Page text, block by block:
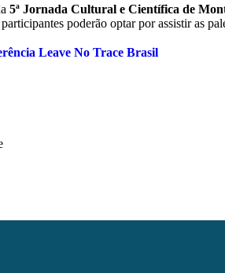
5ª Jornada Cultural e Científica de
poderão optar por assistir as
Leave No Trace Brasil